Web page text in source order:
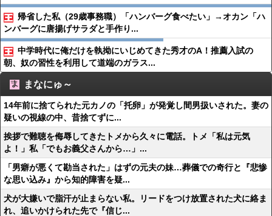
帰省した私（29歳事務職）「ハンバーグ食べたい」→オカン「ハ
ンバーグに唐揚げサラダと手作り...
中学時代に俺だけを執拗にいじめてきた秀才のA！推薦入試の
朝、奴の習性を利用して道端のガラス...
まなにゅ～
14年前に捨てられた元カノの「托卵」が発覚し間男扱いされた。妻の
疑いの視線の中、昔捨てずに...
挨拶で難聴を侮辱してきたトメから久々に電話。トメ「私は元気
よ！」私「でもお義父さんから…」...
「男癖が悪くて勘当された」はずの元夫の妹…葬儀での奇行と『悲惨
な思い込み』から知的障害を疑...
犬が大嫌いで脂汗が止まらない私。リードをつけ放置された犬に絡ま
れ、追いかけられた先で『信じ...